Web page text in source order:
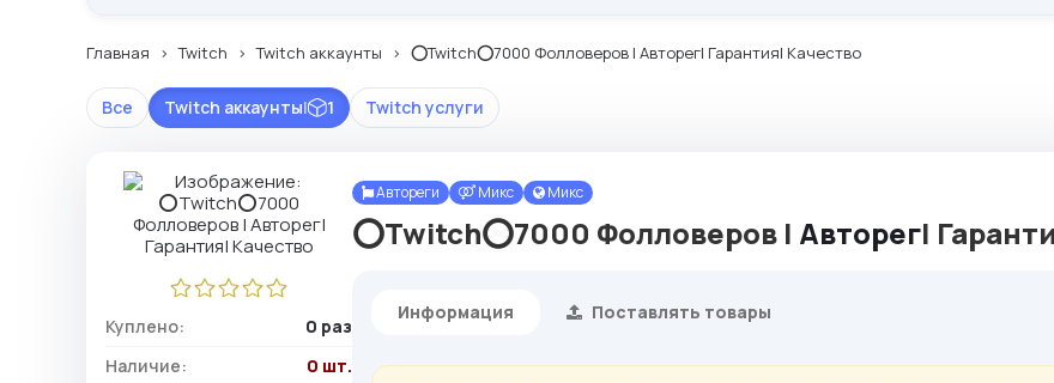
Главная Twitch Twitch аккаунты ⭕️Twitch⭕️7000 Фолловеров | Авторег| Гарантия| Качество
Все Twitch аккаунты| 1 Twitch услуги
Куплено:
0 раз
Наличие:
0 шт.
Автореги Микс Микс
⭕️Twitch⭕️7000 Фолловеров | Авторег|
Информация Поставлять товары